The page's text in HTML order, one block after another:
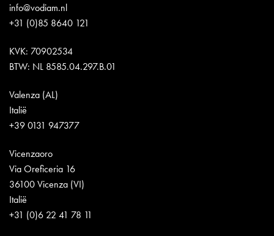
info@vodiam.nl
+31 (0)85 8640 121
KVK: 70902534
BTW: NL 8585.04.297.B.01
Valenza (AL)
Italië
+39 0131 947377
Vicenzaoro
Via Oreficeria 16
36100 Vicenza (VI)
Italië
+31 (0)6 22 41 78 11